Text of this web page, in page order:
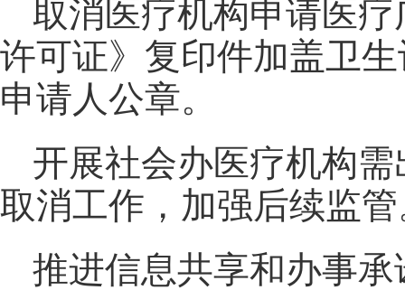
取消医疗机构申请医
许可证》复印件加盖卫
申请人公章。
开展社会办医疗机构
取消工作，加强后续监
推进信息共享和办事